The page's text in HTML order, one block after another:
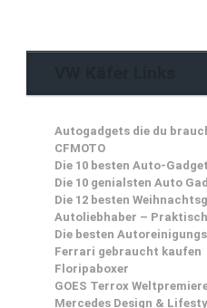
Autogadgets die du
CFMOTO
Die 10 besten Auto-
Die 10 genialsten Auto
Die 12 besten
Autoliebhaber –
Die besten
Ferrari gebraucht kaufen
Floripaboxer
GOES Terrox
Mercedes Design &